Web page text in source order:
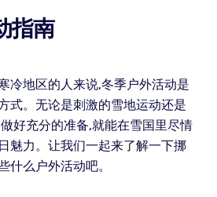
指南
冷地区的人来说,冬季户外活动是
式。无论是刺激的雪地运动还是
好充分的准备,就能在雪国里尽情
魅力。让我们一起来了解一下挪
什么户外活动吧。